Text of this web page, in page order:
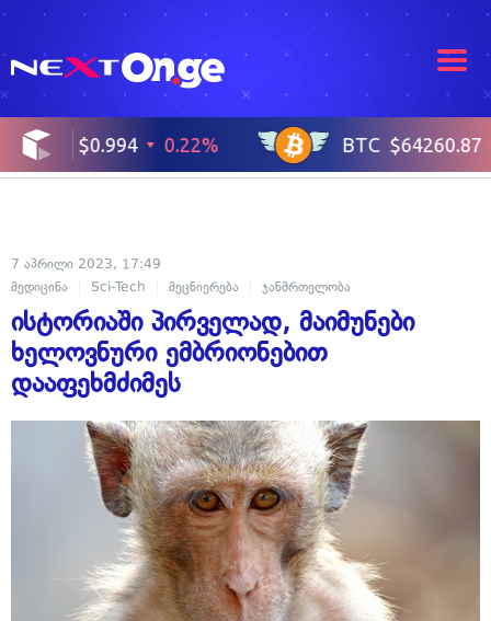
7 აპრილი 2023, 17:49
მედიცინა
Sci-Tech მეცნიერება ჯანმრთელობა
ისტორიაში პირველად, მაიმუნები
ხელოვნური ემბრიონებით
დააფეხმძიმეს